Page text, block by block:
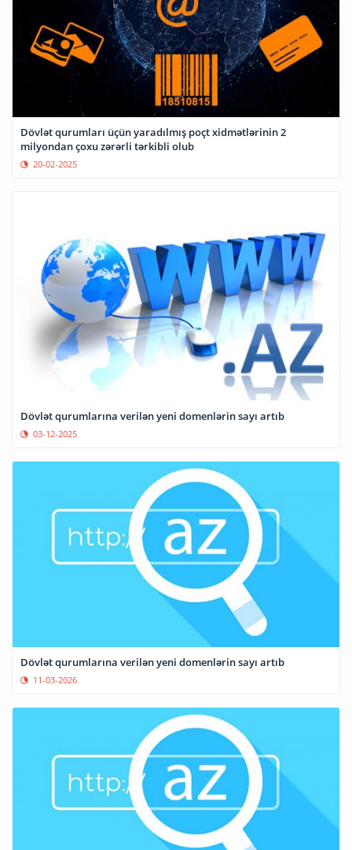
Dövlət qurumları üçün yaradılmış poçt xidmətlərinin 2
milyondan çoxu zərərli tərkibli olub
20-02-2025
Dövlət qurumlarına verilən yeni domenlərin sayı artıb
03-12-2025
Dövlət qurumlarına verilən yeni domenlərin sayı artıb
11-03-2026